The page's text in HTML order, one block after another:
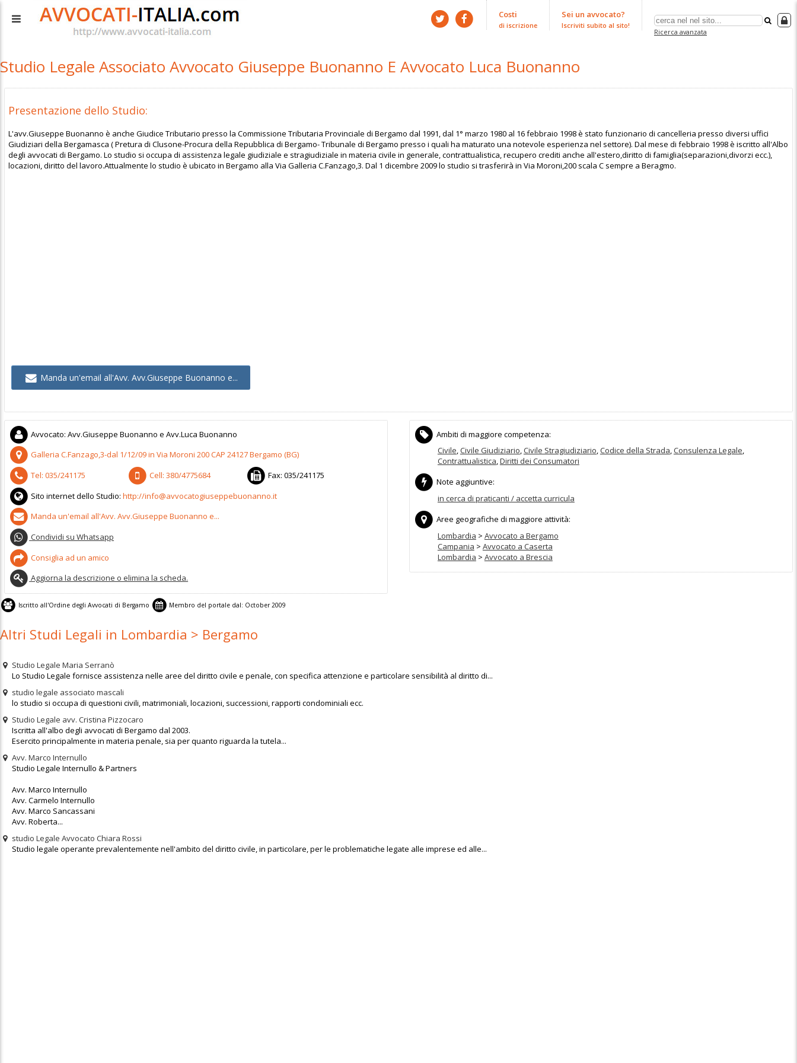
Ricerca avanzata
Sei un avvocato?
Iscriviti subito al sito!
Costi
di iscrizione
Studio Legale Associato Avvocato Giuseppe Buonanno E Avvocato Luca Buonanno
Presentazione dello Studio:
L'avv.Giuseppe Buonanno è anche Giudice Tributario presso la Commissione Tributaria Provinciale di Bergamo dal 1991, dal 1° marzo 1980 al 16 febbraio 1998 è stato funzionario di cancelleria presso diversi uffici
Giudiziari della Bergamasca ( Pretura di Clusone-Procura della Repubblica di Bergamo- Tribunale di Bergamo presso i quali ha maturato una notevole esperienza nel settore). Dal mese di febbraio 1998 è iscritto all'Albo
degli avvocati di Bergamo. Lo studio si occupa di assistenza legale giudiziale e stragiudiziale in materia civile in generale, contrattualistica, recupero crediti anche all'estero,diritto di famiglia(separazioni,divorzi ecc.),
locazioni, diritto del lavoro.Attualmente lo studio è ubicato in Bergamo alla Via Galleria C.Fanzago,3. Dal 1 dicembre 2009 lo studio si trasferirà in Via Moroni,200 scala C sempre a Beragmo.
Manda un'email all'Avv. Avv.Giuseppe Buonanno e...
Avvocato:Avv.Giuseppe Buonanno e Avv.Luca Buonanno
Galleria C.Fanzago,3-dal 1/12/09 in Via Moroni 200CAP24127Bergamo (BG)
Tel:035/241175 Cell:380/4775684 Fax:035/241175
Sito internet dello Studio:http://info@avvocatogiuseppebuonanno.it
Manda un'email all'Avv. Avv.Giuseppe Buonanno e...
Condividi su Whatsapp
Consiglia ad un amico
Aggiorna la descrizione o elimina la scheda.
Ambiti di maggiore competenza:
Civile,Civile Giudiziario,Civile Stragiudiziario,Codice della Strada,Consulenza Legale,
Contrattualistica,Diritti dei Consumatori
Note aggiuntive:
in cerca di praticanti / accetta curricula
Aree geografiche di maggiore attività:
Lombardia > Avvocato a Bergamo
Campania > Avvocato a Caserta
Lombardia > Avvocato a Brescia
Iscritto all'Ordine degli Avvocati di Bergamo Membro del portale dal: October 2009
Altri Studi Legali in Lombardia > Bergamo
Studio Legale Maria Serranò
Lo Studio Legale fornisce assistenza nelle aree del diritto civile e penale, con specifica attenzione e particolare sensibilità al diritto di...
studio legale associato mascali
lo studio si occupa di questioni civili, matrimoniali, locazioni, successioni, rapporti condominiali ecc.
Studio Legale avv. Cristina Pizzocaro
Iscritta all'albo degli avvocati di Bergamo dal 2003.
Esercito principalmente in materia penale, sia per quanto riguarda la tutela...
Avv. Marco Internullo
Studio Legale Internullo & Partners
Avv. Marco Internullo
Avv. Carmelo Internullo
Avv. Marco Sancassani
Avv. Roberta...
studio Legale Avvocato Chiara Rossi
Studio legale operante prevalentemente nell'ambito del diritto civile, in particolare, per le problematiche legate alle imprese ed alle...